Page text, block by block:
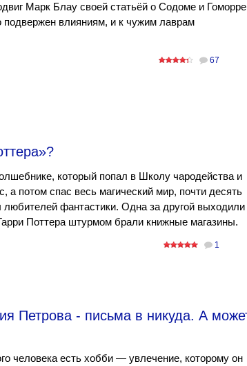
Марк Блау своей статьёй о Содоме и
подвержен влияниям, и к чужим лаврам
67
который попал в Школу чародейства и
а потом спас весь магический мир, почти десять
фантастики. Одна за другой выходили
Поттера штурмом брали книжные магазины.
1
Петрова - письма в никуда. А
человека есть хобби — увлечение, которому он